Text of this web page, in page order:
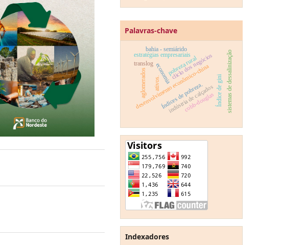
Palavras-chave
economia
desenvolvimento econômico-china
pobreza rural
Índices de pobreza.
indústria de calçados
estratégias empresariais
Índice de ginisistemas de dessalinização
ativos.
cliclo dos negócios
cobb-douglas
aglomerados
bahia - semiárido
translog
Indexadores